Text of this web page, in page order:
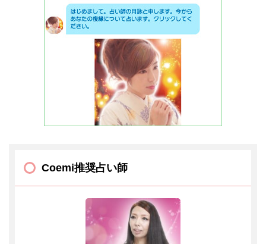
Coemi推奨占い師